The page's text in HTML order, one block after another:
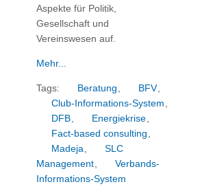
Aspekte für Politik,
Gesellschaft und
Vereinswesen auf.
Mehr...
Tags: Beratung BFV
Club-Informations-System
DFB
Energiekrise
Fact-based consulting
Madeja
SLC
Management
Verbands-
Informations-System